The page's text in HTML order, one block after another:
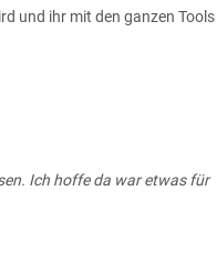
und ihr mit den ganzen Tools
Ich hoffe da war etwas für